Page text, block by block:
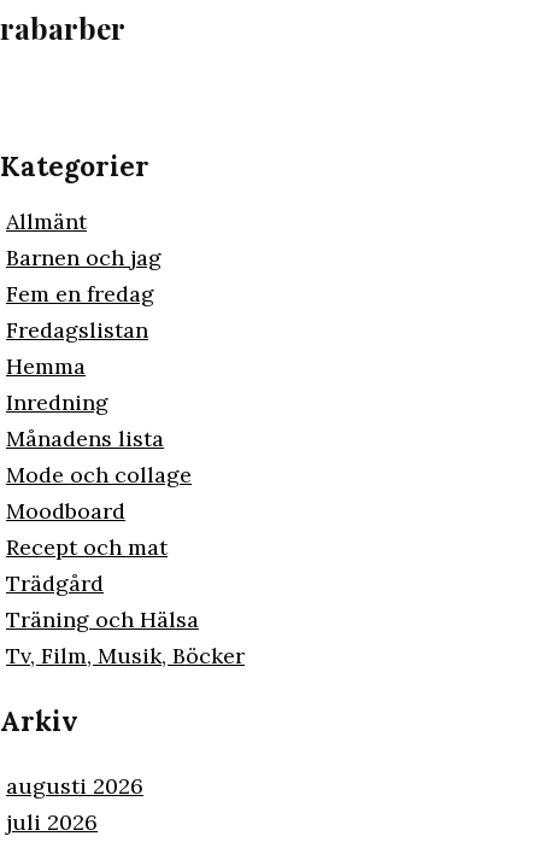
rabarber
Kategorier
Allmänt
Barnen och jag
Fem en fredag
Fredagslistan
Hemma
Inredning
Månadens lista
Mode och collage
Moodboard
Recept och mat
Trädgård
Träning och Hälsa
Tv, Film, Musik, Böcker
Arkiv
augusti 2026
juli 2026